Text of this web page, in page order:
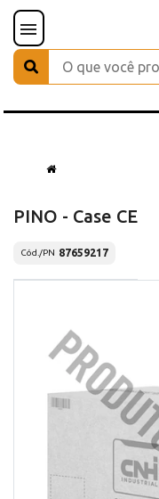
PINO - Case CE
Cód./PN 87659217